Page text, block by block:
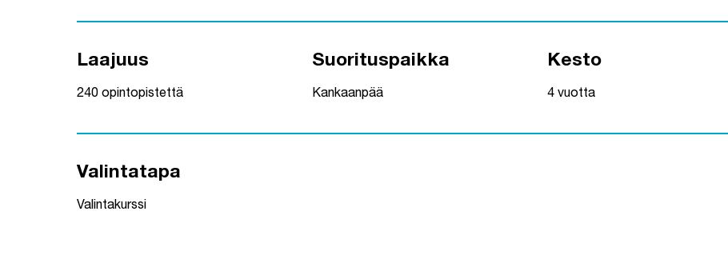
Laajuus
240 opintopistettä
Suorituspaikka
Kankaanpää
Kesto
4 vuotta
Valintatapa
Valintakurssi